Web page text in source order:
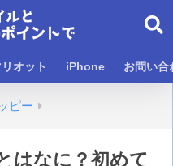
オット iPhone お問い合
ピー
はなに？初めて